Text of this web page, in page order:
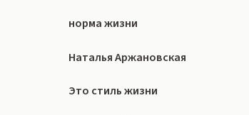
норма жизни
Наталья Аржановская
Это стиль жизни